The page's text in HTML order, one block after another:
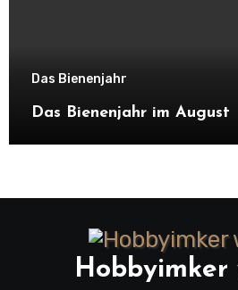
Das Bienenjahr
Das Bienenjahr im August
Hobbyimker